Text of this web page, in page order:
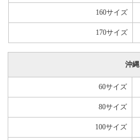
160サイズ
170サイズ
沖縄
60サイズ
80サイズ
100サイズ